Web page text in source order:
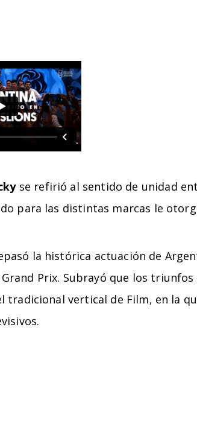
se refirió al sentido de unidad
para las distintas marcas le
la histórica actuación de
Prix. Subrayó que los
tradicional vertical de Film, en la